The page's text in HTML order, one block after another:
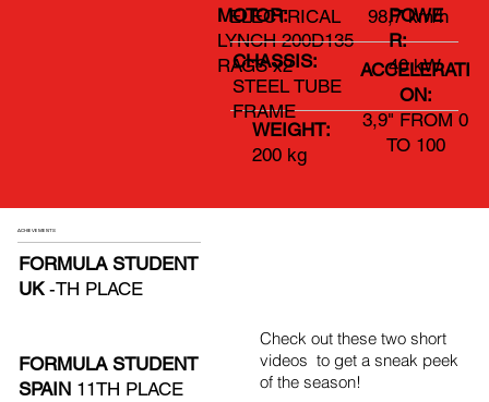
ELECTRICAL
MOTOR:
LYNCH 200D135
RAGS x2
CHASSIS:
STEEL TUBE
FRAME
WEIGHT:
200 kg
ACCELERATI
ON:
3,9" FROM 0
TO 100
98,7 km/h
POWE
R:
40 kW
ACHIEVEMENTS
FORMULA STUDENT
UK-TH PLACE
FORMULA STUDENT
SPAIN 11TH PLACE
Check out these two short
videos to get a sneak peek
of the season!